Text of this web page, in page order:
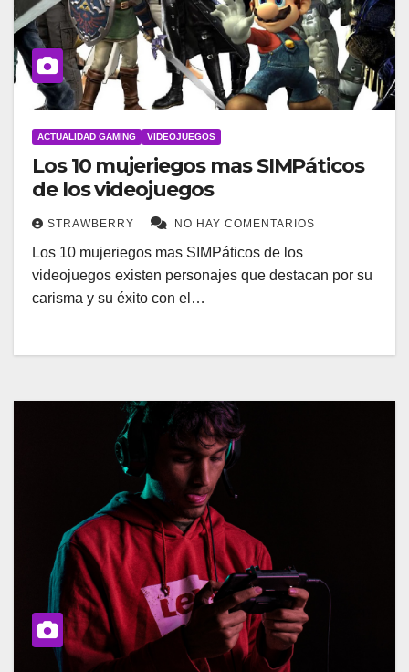
ACTUALIDAD GAMING VIDEOJUEGOS
Los 10 mujeriegos mas SIMPáticos
de los videojuegos
STRAWBERRY NO HAY COMENTARIOS
Los 10 mujeriegos mas SIMPáticos de los
videojuegos existen personajes que destacan por su
carisma y su éxito con el…